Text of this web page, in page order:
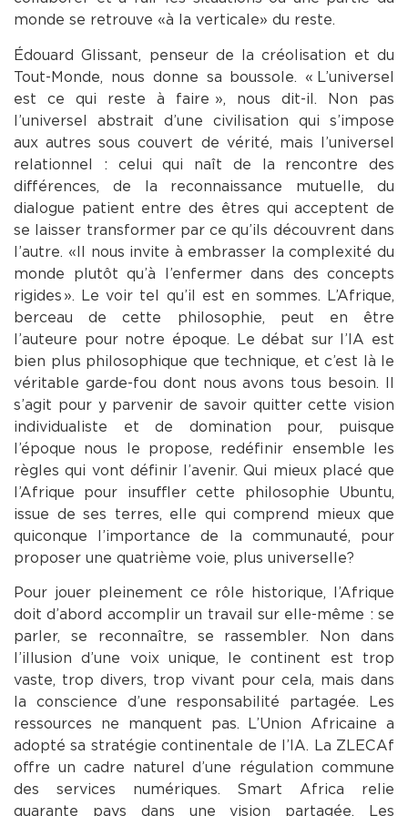
monde se retrouve « à la verticale » du reste.
Édouard Glissant, penseur de la créolisation et du
Tout-Monde, nous donne sa boussole. « L’universel
est ce qui reste à faire », nous dit-il. Non pas
l’universel abstrait d’une civilisation qui s’impose
aux autres sous couvert de vérité, mais l’universel
relationnel : celui qui naît de la rencontre des
différences, de la reconnaissance mutuelle, du
dialogue patient entre des êtres qui acceptent de
se laisser transformer par ce qu’ils découvrent dans
l’autre. « Il nous invite à embrasser la complexité du
monde plutôt qu’à l’enfermer dans des concepts
rigides ». Le voir tel qu’il est en sommes. L’Afrique,
berceau de cette philosophie, peut en être
l’auteure pour notre époque. Le débat sur l’IA est
bien plus philosophique que technique, et c’est là le
véritable garde-fou dont nous avons tous besoin. Il
s’agit pour y parvenir de savoir quitter cette vision
individualiste et de domination pour, puisque
l’époque nous le propose, redéfinir ensemble les
règles qui vont définir l’avenir. Qui mieux placé que
l’Afrique pour insuffler cette philosophie Ubuntu,
issue de ses terres, elle qui comprend mieux que
quiconque l’importance de la communauté, pour
proposer une quatrième voie, plus universelle ?
Pour jouer pleinement ce rôle historique, l’Afrique
doit d’abord accomplir un travail sur elle-même : se
parler, se reconnaître, se rassembler. Non dans
l’illusion d’une voix unique, le continent est trop
vaste, trop divers, trop vivant pour cela, mais dans
la conscience d’une responsabilité partagée. Les
ressources ne manquent pas. L’Union Africaine a
adopté sa stratégie continentale de l’IA. La ZLECAf
offre un cadre naturel d’une régulation commune
des services numériques. Smart Africa relie
quarante pays dans une vision partagée. Les